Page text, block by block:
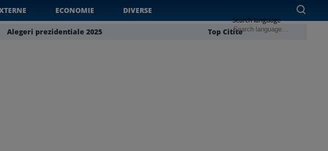
ECONOMIE DIVERSE
Alegeri prezidentiale 2025 Top Citite
Search language